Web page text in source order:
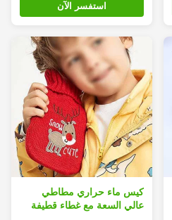
استفسر الآن
كيس ماء حراري مطاطي
عالي السعة مع غطاء قطيفة